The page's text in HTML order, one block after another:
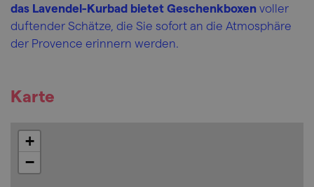
das Lavendel-Kurbad bietet Geschenkboxen voller
duftender Schätze, die Sie sofort an die Atmosphäre
der Provence erinnern werden.
Karte
+
−